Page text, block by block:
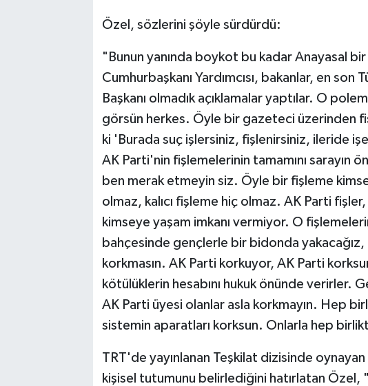
Özel, sözlerini şöyle sürdürdü:
"Bunun yanında boykot bu kadar Anayasal
Cumhurbaşkanı Yardımcısı, bakanlar, en
Başkanı olmadık açıklamalar yaptılar. O
görsün herkes. Öyle bir gazeteci üzerinden
ki 'Burada suç işlersiniz, fişlenirsiniz, ileride
AK Parti'nin fişlemelerinin tamamını sarayın
ben merak etmeyin siz. Öyle bir fişleme
olmaz, kalıcı fişleme hiç olmaz. AK Parti
kimseye yaşam imkanı vermiyor. O
bahçesinde gençlerle bir bidonda yakacağız,
korkmasın. AK Parti korkuyor, AK Parti
kötülüklerin hesabını hukuk önünde verirler.
AK Parti üyesi olanlar asla korkmayın. Hep
sistemin aparatları korksun. Onlarla hep
TRT'de yayınlanan Teşkilat dizisinde
kişisel tutumunu belirlediğini hatırlatan